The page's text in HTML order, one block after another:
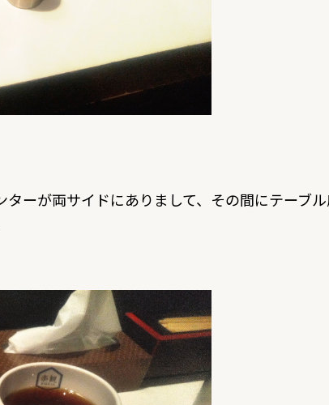
ーが両サイドにありまして、その間にテーブ